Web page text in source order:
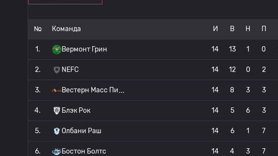
№ Команда И В Н П
1. Вермонт Грин 14 13 1 0
2. NEFC 14 12 0 2
3. Вестерн Масс Пи 14 8 3 3
4. Блэк Рок 14 5 6 3
5. Олбани Раш 14 6 1 7
6. Бостон Болтс 14 4 3 7